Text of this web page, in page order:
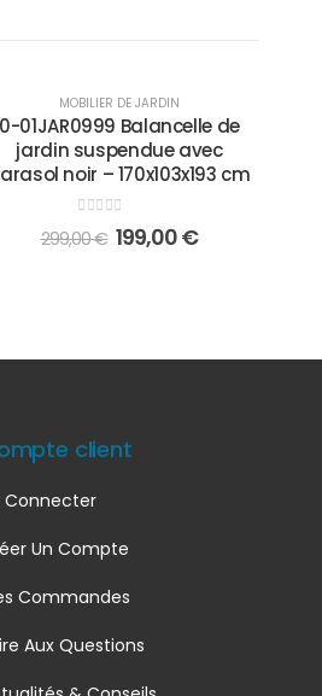
MOBILIER DE JARDIN
0-01JAR0999 Balancelle de
jardin suspendue avec
noir – 170x103x193 cm
out of 5
299,00€ 199,00€
client
Connecter
Un Compte
Commandes
Aux Questions